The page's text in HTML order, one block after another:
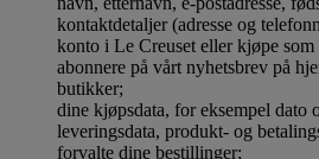
kontaktdetaljer (adresse og
konto i Le Creuset eller kjøpe som
abonnere på vårt nyhetsbrev på
butikker;
dine kjøpsdata, for eksempel dato
leveringsdata, produkt- og
forvalte dine bestillinger;